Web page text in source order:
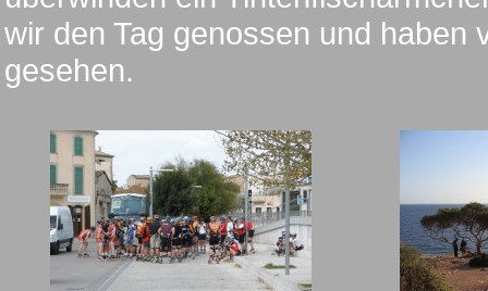
wir den Tag genossen und haben
gesehen.